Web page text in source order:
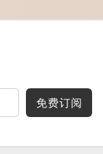
免费订阅